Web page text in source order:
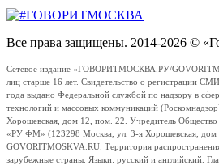
Все права защищены. 2014-2026 ©
Сетевое издание «ГОВОРИТМОСКВА.РУ/
лиц старше 16 лет. Свидетельство о регистрации
года выдано Федеральной службой по надзору в
технологий и массовых коммуникаций
Хорошевская, дом 12, пом. 22. Учредитель Общество
«РУ ФМ» (123298 Москва, ул. 3-я Хорошевская, дом
GOVORITMOSKVA.RU. Территория
зарубежные страны. Языки: русский и английский.